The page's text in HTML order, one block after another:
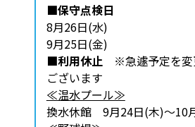
■保守点検日
8月26日(水)
9月25日(金)
■利用休止 ※急遽予定を変
ございます
≪温水プール≫
換水休館 9月24日(木)～10